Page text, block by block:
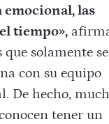
las
tiempo»,
solamente se
con su equipo
De hecho,
tener un